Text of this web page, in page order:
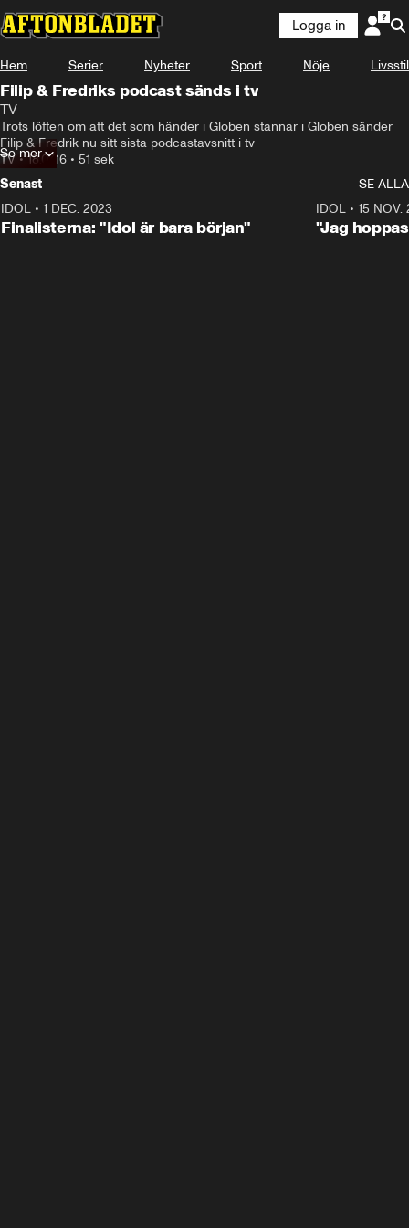
Logga in
Hem Serier Nyheter Sport Nöje Livsstil
Filip & Fredriks podcast sänds i tv
TV
Trots löften om att det som händer i Globen stannar i Globen sänder
Filip & Fredrik nu sitt sista podcastavsnitt i tv
TV •18.07.16 • 51 sek
Se mer
Senast
SE ALLA
IDOL • 1 DEC. 2023
Finalisterna: "Idol är bara början"
IDOL• 15 NOV.
"Jag